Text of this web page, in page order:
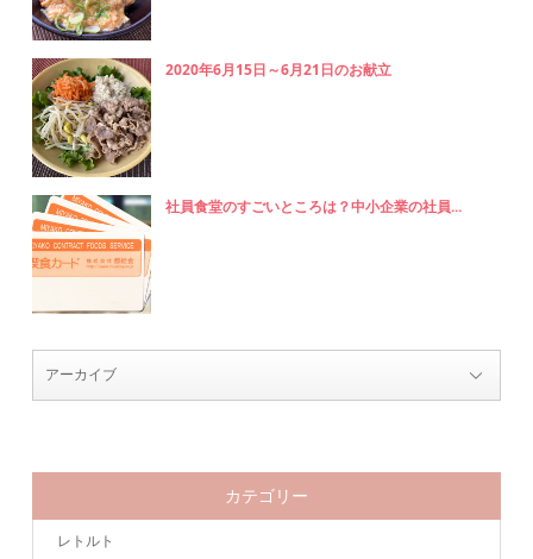
2020年6月15日～6月21日のお献立
社員食堂のすごいところは？中小企業の社員...
カテゴリー
レトルト